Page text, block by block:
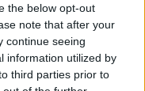
the below opt-out
note that after your
continue seeing
information utilized by
third parties prior to